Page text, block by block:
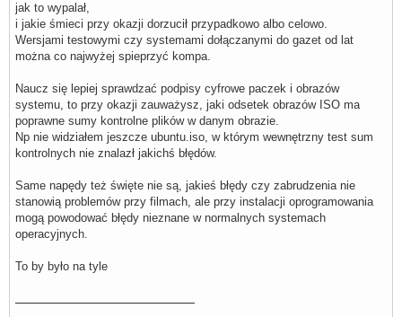
jak to wypalał,
i jakie śmieci przy okazji dorzucił przypadkowo albo celowo.
Wersjami testowymi czy systemami dołączanymi do gazet od lat
można co najwyżej spieprzyć kompa.
Naucz się lepiej sprawdzać podpisy cyfrowe paczek i obrazów
systemu, to przy okazji zauważysz, jaki odsetek obrazów ISO ma
poprawne sumy kontrolne plików w danym obrazie.
Np nie widziałem jeszcze ubuntu.iso, w którym wewnętrzny test sum
kontrolnych nie znalazł jakichś błędów.
Same napędy też święte nie są, jakieś błędy czy zabrudzenia nie
stanowią problemów przy filmach, ale przy instalacji oprogramowania
mogą powodować błędy nieznane w normalnych systemach
operacyjnych.
To by było na tyle